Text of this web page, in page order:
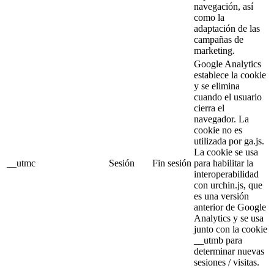
navegación, así
como la
adaptación de las
campañas de
marketing.
__utmc Sesión Fin sesión
Google Analytics
establece la cookie
y se elimina
cuando el usuario
cierra el
navegador. La
cookie no es
utilizada por ga.js.
La cookie se usa
para habilitar la
interoperabilidad
con urchin.js, que
es una versión
anterior de Google
Analytics y se usa
junto con la cookie
__utmb para
determinar nuevas
sesiones / visitas.